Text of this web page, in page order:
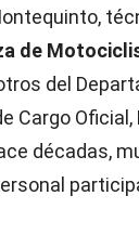
de
del
Cargo Oficial,
décadas,